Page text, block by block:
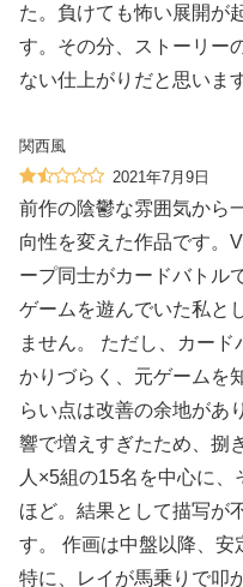
た。負けても怖い展開が
す。その分、ストーリー
ない仕上がりだと思いま
関西風
2021年7月9日
前作の陰鬱な雰囲気から
向性を変えた作品です。
ープ同士がカードバトル
ゲームを遊んでいた私と
ません。 ただし、カー
かりづらく、元ゲームを
らい点は改善の余地があ
響で増えすぎたため、捌
人×5組の15名を中心に
ほど。結果として描写が
す。 作画は中盤以降、安
特に、レイが馬乗りで叩